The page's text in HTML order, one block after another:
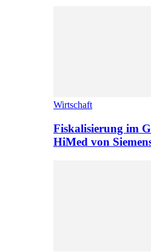
Wirtschaft
Fiskalisierung im
HiMed von